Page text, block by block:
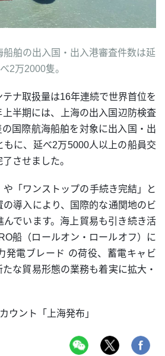
船舶の出入国・出入港審査件数は延
べ2万2000隻。
ナ取扱量は16年連続で世界首位を
半期には、上海の出入国辺防検査
国際航海船舶を対象に出入国・出
もに、延べ2万5000人以上の船員交
させました。
「ワンストップの手続き完結」と
の導入により、国際的な通関地のビ
でいます。海上貿易も引き続き活
船（ロールオン・ロールオフ）に
発電ブレード の荷役、蓄電キャビ
な貿易形態の業務も着実に拡大・
ウント「上海発布」